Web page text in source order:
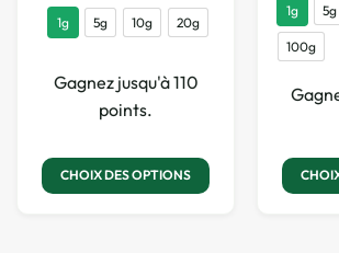
1g 5g 10g 20g
Gagnez jusqu'à 110
points.
CHOIX DES OPTIONS
1g 5g
100g